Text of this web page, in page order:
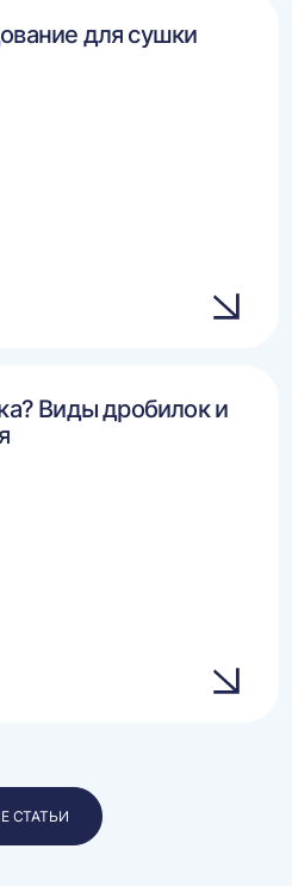
для сушки
Виды дробилок и
СТАТЬИ